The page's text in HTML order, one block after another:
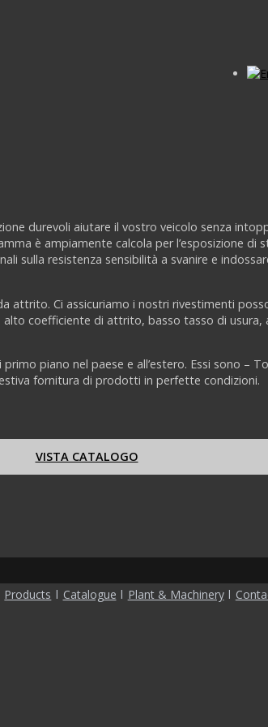
durevoli aiutare il vostro veicolo senza
è ampiamente calcola per l’esposizione di
sulla resistenza sensibilità a svanire e
attrito. Ci assicuriamo i nostri rivestimenti
coefficiente di attrito, basso tasso di usura,
piano nel paese e all’estero. Essi sono –
fornitura di prodotti in perfette condizioni.
VISTA CATALOGO
Products l Catalogue l Plant & Machinery l